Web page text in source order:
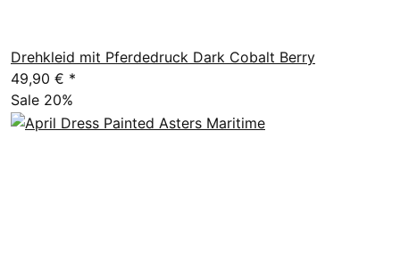
Drehkleid mit Pferdedruck Dark Cobalt Berry
49,90 € *
Sale 20%